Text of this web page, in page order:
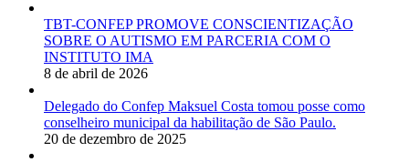
TBT-CONFEP PROMOVE CONSCIENTIZAÇÃO
SOBRE O AUTISMO EM PARCERIA COM O
INSTITUTO IMA
8 de abril de 2026
Delegado do Confep Maksuel Costa tomou posse como
conselheiro municipal da habilitação de São Paulo.
20 de dezembro de 2025